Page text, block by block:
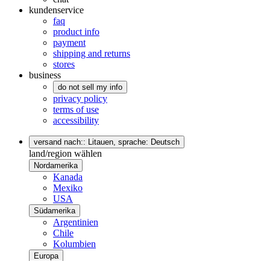
kundenservice
faq
product info
payment
shipping and returns
stores
business
do not sell my info
privacy policy
terms of use
accessibility
versand nach:: Litauen, sprache: Deutsch
land/region wählen
Nordamerika
Kanada
Mexiko
USA
Südamerika
Argentinien
Chile
Kolumbien
Europa